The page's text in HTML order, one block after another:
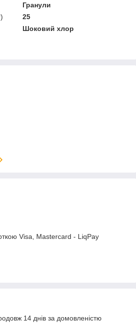
Гранули
25
Шоковий хлор
Visa, Mastercard - LiqPay
14 днів за домовленістю